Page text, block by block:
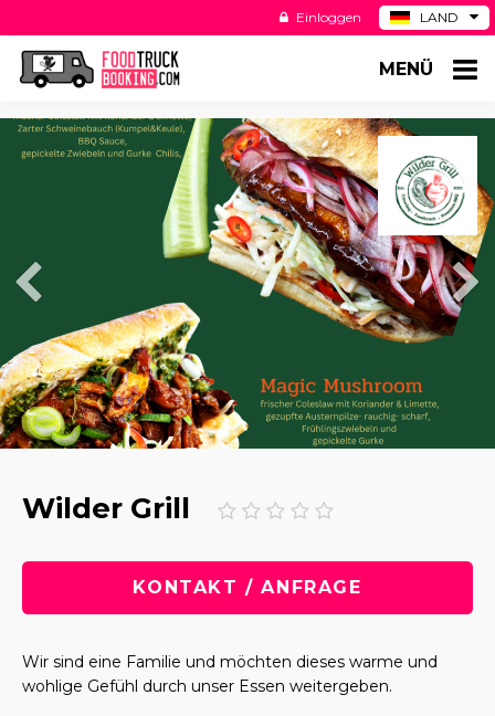
LAND
ES
US
Einloggen
MENÜ
Wilder Grill
KONTAKT / ANFRAGE
Wir sind eine Familie und möchten dieses warme und
wohlige Gefühl durch unser Essen weitergeben.